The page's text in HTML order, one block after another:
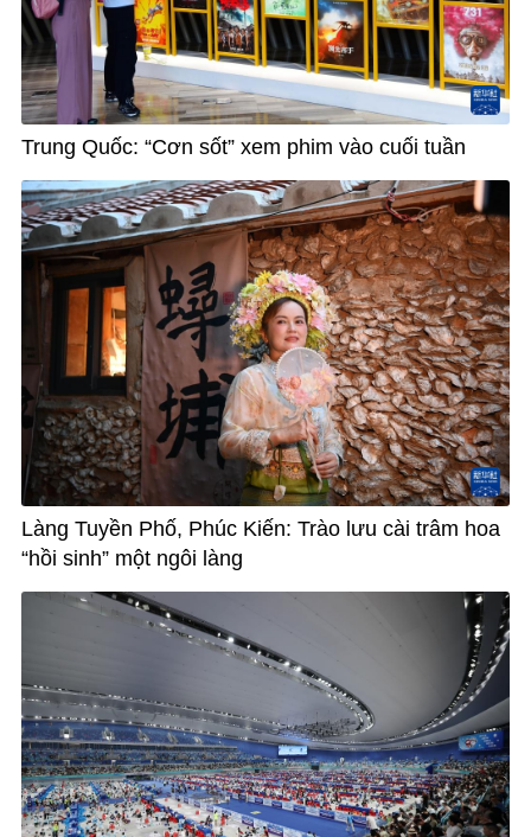
Trung Quốc: “Cơn sốt” xem phim vào cuối tuần
Làng Tuyền Phố, Phúc Kiến: Trào lưu cài trâm hoa
“hồi sinh” một ngôi làng